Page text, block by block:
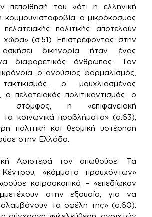
πεποίθησή του «ότι η ελληνική
κομμουνιστοφοβία, ο μικρόκοσμος
πολιτικής αποτελούν
χώρα» (σ.51). Επιστρέφοντας στην
δικηγορία ήταν ένας
διαφορετικός άνθρωπος. Τον
ο ανούσιος φορμαλισμός,
ο μουχλιασμένος
ο πελατειακός πολιτικαντισμός, ο
στόμφος, η «επιφανειακή
τα κοινωνικά προβλήματα» (σ.63),
πολιτική και θεσμική υστέρηση
στην Ελλάδα.
Αριστερά τον απωθούσε. Τα
«κόμματα προυχόντων»
καιροσκοπικά – «επεδίωκαν
στην εξουσία, για να
τα οφέλη της» (σ.60).